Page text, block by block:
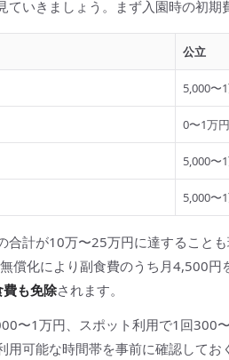
いきましょう。まず入園時の初期
公立
5,000〜
0〜1万円
5,000〜
5,000〜
合計が10万〜25万円に達すること
償化により副食費のうち月4,500円
も免除されます。
〜1万円、スポット利用で1回300
可能な時間帯を事前に確認してお